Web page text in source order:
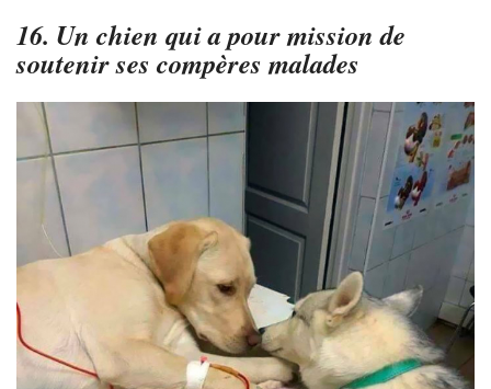
16. Un chien qui a pour mission de
soutenir ses compères malades